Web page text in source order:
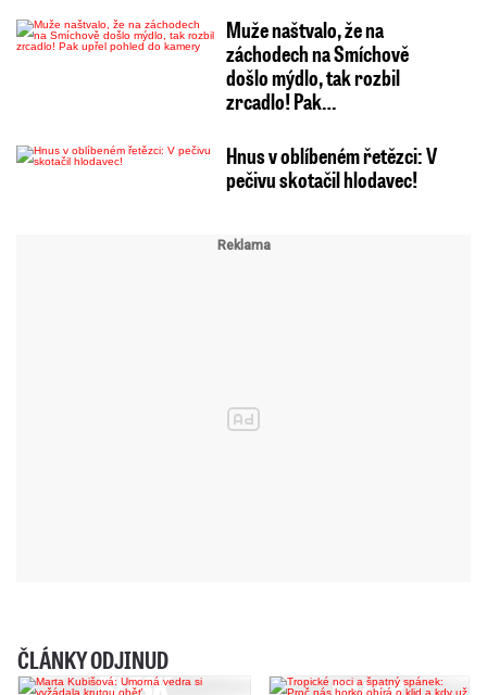
Muže naštvalo, že na
záchodech na Smíchově
došlo mýdlo, tak rozbil
zrcadlo! Pak…
Hnus v oblíbeném řetězci: V
pečivu skotačil hlodavec!
ČLÁNKY ODJINUD